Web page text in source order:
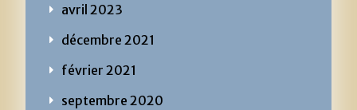
avril 2023
décembre 2021
février 2021
septembre 2020